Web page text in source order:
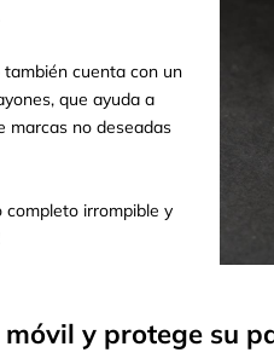
cuenta con un
que ayuda a
marcas no deseadas
completo irrompible y
y protege su